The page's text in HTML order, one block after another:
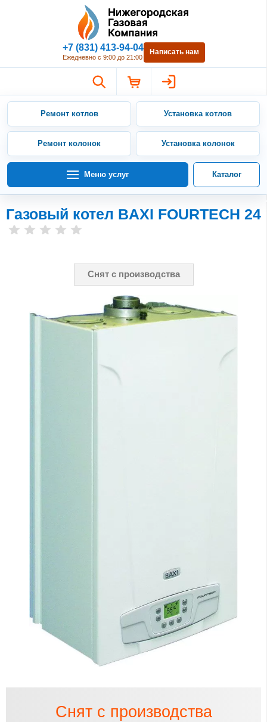
Нижегородская Газовая
+7 (831) 413-94-04
Ежедневно с 9:00 до 21:00
Написать нам
Ремонт котлов Установка котлов
Ремонт колонок Установка колонок
Меню услуг Каталог
Газовый котел BAXI FOURTECH 24
Снят с производства
Снят с производства